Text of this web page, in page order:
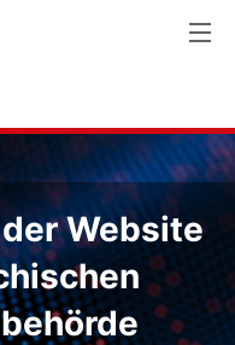
Website